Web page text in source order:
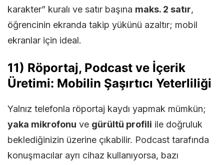
karakter” kuralı ve satır başına maks. 2 satır,
öğrencinin ekranda takip yükünü azaltır; mobil
ekranlar için ideal.
11) Röportaj, Podcast ve İçerik
Üretimi: Mobilin Şaşırtıcı Yeterliliği
Yalnız telefonla röportaj kaydı yapmak mümkün;
yaka mikrofonu ve gürültü profili ile doğruluk
beklediğinizin üzerine çıkabilir. Podcast tarafında
konuşmacılar ayrı cihaz kullanıyorsa, bazı